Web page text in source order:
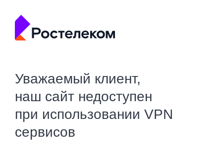
Уважаемый клиент,
наш сайт недоступен
при использовании VPN
сервисов